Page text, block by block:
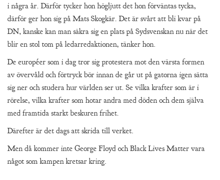
i några år. Därför tycker hon högljutt det hon förväntas tycka,
därför ger hon sig på Mats Skogkär. Det är svårt att bli kvar på
DN, kanske kan man säkra sig en plats på Sydsvenskan nu när det
blir en stol tom på ledarredaktionen, tänker hon.
De européer som i dag tror sig protestera mot den värsta formen
av övervåld och förtryck bör innan de går ut på gatorna igen sätta
sig ner och studera hur världen ser ut. Se vilka krafter som är i
rörelse, vilka krafter som hotar andra med döden och dem själva
med framtida starkt beskuren frihet.
Därefter är det dags att skrida till verket.
Men då kommer inte George Floyd och Black Lives Matter vara
något som kampen kretsar kring.